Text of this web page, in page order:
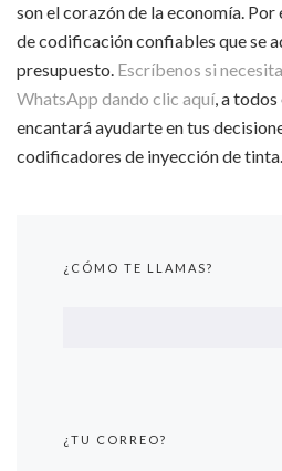
son el corazón de la economía.
de codificación confiables que se
presupuesto. Escríbenos si
WhatsApp dando clic aquí, a todos
encantará ayudarte en tus
codificadores de inyección de tinta.
¿CÓMO TE LLAMAS?
¿TU CORREO?